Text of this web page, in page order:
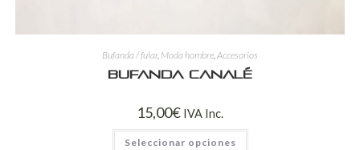
Bufanda / fular, Moda hombre Accesorios
Bufanda canalé
15,00€ IVA Inc.
Seleccionar opciones